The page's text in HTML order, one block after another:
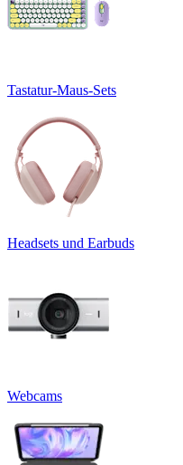
Tastatur-Maus-Sets
Headsets und Earbuds
Webcams